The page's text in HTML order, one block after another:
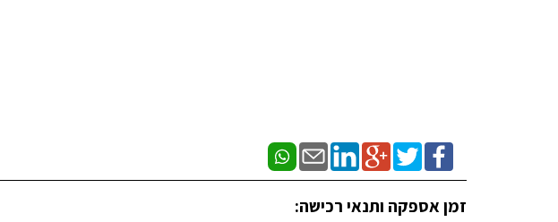
זמן אספקה ותנאי רכישה: